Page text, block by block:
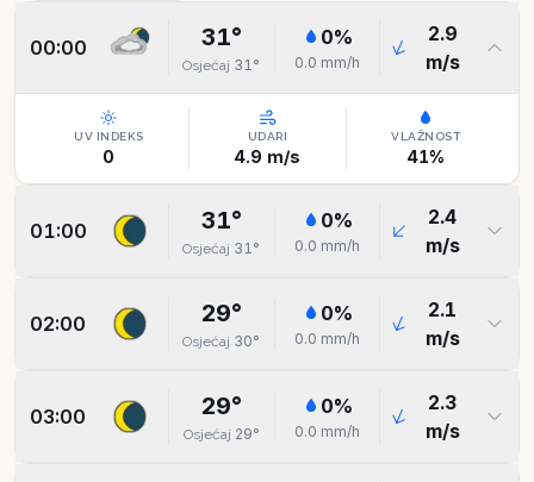
00:00 31°
Osjećaj 31°
0%
0.0 mm/h
2.9
m/s
UV INDEKS
0
UDARI
4.9 m/s
VLAŽNOST
41%
01:00 31°
Osjećaj 31°
0%
0.0 mm/h
2.4
m/s
02:00 29°
Osjećaj 30°
0%
0.0 mm/h
2.1
m/s
03:00 29°
Osjećaj 29°
0%
0.0 mm/h
2.3
m/s